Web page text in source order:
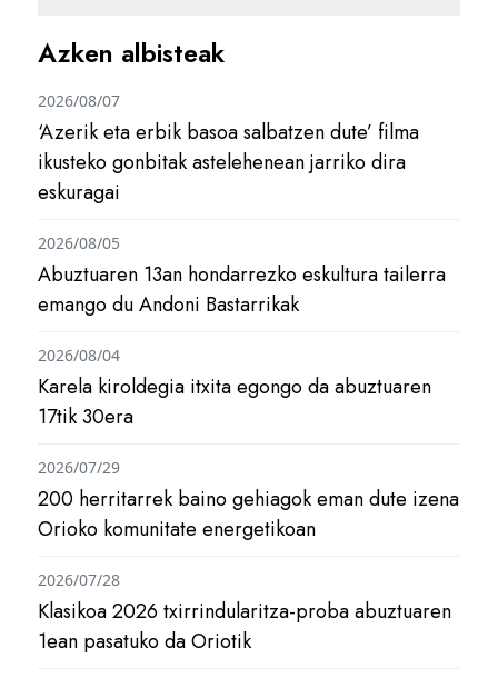
Azken albisteak
‘Azerik eta erbik basoa salbatzen dute’ filma
ikusteko gonbitak astelehenean jarriko dira
eskuragai
2026/08/07
Abuztuaren 13an hondarrezko eskultura tailerra
emango du Andoni Bastarrikak
2026/08/05
Karela kiroldegia itxita egongo da abuztuaren
17tik 30era
2026/08/04
200 herritarrek baino gehiagok eman dute izena
Orioko komunitate energetikoan
2026/07/29
Klasikoa 2026 txirrindularitza-proba abuztuaren
1ean pasatuko da Oriotik
2026/07/28